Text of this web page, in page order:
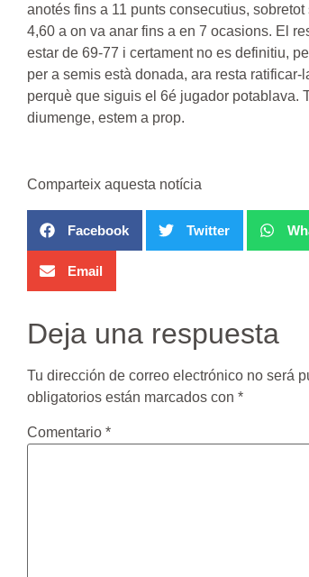
anotés fins a 11 punts consecutius,
4,60 a on va anar fins a en 7 ocasions. El
estar de 69-77 i certament no es definitiu,
per a semis està donada, ara resta ratificar-
perquè que siguis el 6é jugador potablava.
diumenge, estem a prop.
Comparteix aquesta notícia
Facebook Twitter
Email
Deja una respuesta
Tu dirección de correo electrónico no será
obligatorios están marcados con *
Comentario *